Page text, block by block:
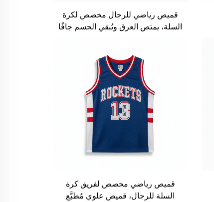
قميص رياضي للرجال مخصص لكرة
السلة، يمتص العرق ويُبقي الجسم جافًا
قميص رياضي مخصص لفريق كرة
السلة للرجال، قميص علوي مُطبَّع